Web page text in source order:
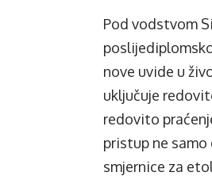
Pod vodstvom
nove uvide u
uključuje
redovito
pristup ne
smjernice za